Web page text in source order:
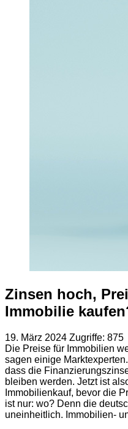
Zinsen hoch,
Immobilie
19. März 2024 Zugriffe: 875
Die Preise für Immobilien
sagen einige
dass die
bleiben werden. Jetzt ist
Immobilienkauf, bevor die
ist nur: wo? Denn die
uneinheitlich. Immobilien-